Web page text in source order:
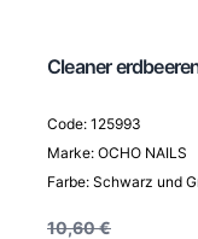
Cleaner
Code: 125993
Marke: OCHO NAILS
Farbe: Schwarz und
10,60 €